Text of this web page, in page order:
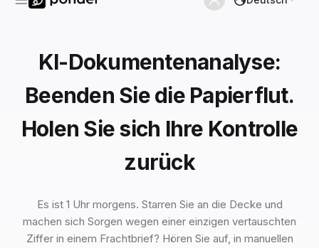
KI-Dokumentenanalyse:
Beenden Sie die Papierflut.
Holen Sie sich Ihre Kontrolle
zurück
Es ist 1 Uhr morgens. Starren Sie an die Decke und
machen sich Sorgen wegen einer einzigen vertauschten
Ziffer in einem Frachtbrief? Hören Sie auf, in manuellen